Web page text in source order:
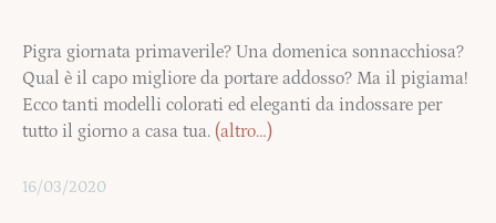
Pigra giornata primaverile? Una domenica sonnacchiosa?
Qual è il capo migliore da portare addosso? Ma il pigiama!
Ecco tanti modelli colorati ed eleganti da indossare per
tutto il giorno a casa tua. (altro…)
16/03/2020